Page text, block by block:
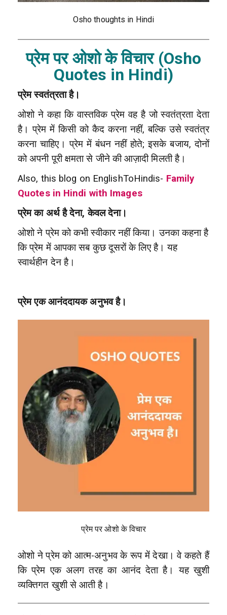
Osho thoughts in Hindi
प्रेम पर ओशो के विचार (Osho
Quotes in Hindi)
प्रेम स्वतंत्रता है।
ओशो ने कहा कि वास्तविक प्रेम वह है जो स्वतंत्रता देता
है। प्रेम में किसी को कैद करना नहीं, बल्कि उसे स्वतंत्र
करना चाहिए। प्रेम में बंधन नहीं होते; इसके बजाय, दोनों
को अपनी पूरी क्षमता से जीने की आज़ादी मिलती है।
Also, this blog on EnglishToHindis- Family
Quotes in Hindi with Images
प्रेम का अर्थ है देना, केवल देना।
ओशो ने प्रेम को कभी स्वीकार नहीं किया। उनका कहना है
कि प्रेम में आपका सब कुछ दूसरों के लिए है। यह
स्वार्थहीन देन है।
प्रेम एक आनंददायक अनुभव है।
प्रेम पर ओशो के विचार
ओशो ने प्रेम को आत्म-अनुभव के रूप में देखा। वे कहते हैं
कि प्रेम एक अलग तरह का आनंद देता है। यह खुशी
व्यक्तिगत खुशी से आती है।